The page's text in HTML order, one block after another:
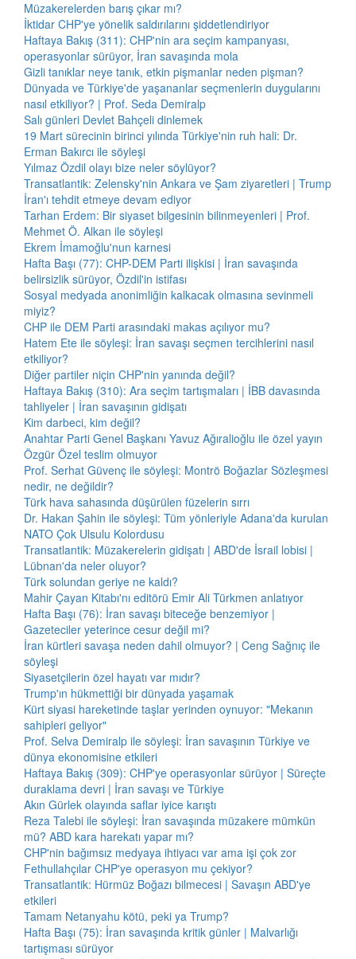
Müzakerelerden barış çıkar mı?
İktidar CHP'ye yönelik saldırılarını şiddetlendiriyor
Haftaya Bakış (311): CHP'nin ara seçim kampanyası,
operasyonlar sürüyor, İran savaşında mola
Gizli tanıklar neye tanık, etkin pişmanlar neden pişman?
Dünyada ve Türkiye'de yaşananlar seçmenlerin duygularını
nasıl etkiliyor? | Prof. Seda Demiralp
Salı günleri Devlet Bahçeli dinlemek
19 Mart sürecinin birinci yılında Türkiye'nin ruh hali: Dr.
Erman Bakırcı ile söyleşi
Yılmaz Özdil olayı bize neler söylüyor?
Transatlantik: Zelensky'nin Ankara ve Şam ziyaretleri | Trump
İran'ı tehdit etmeye devam ediyor
Tarhan Erdem: Bir siyaset bilgesinin bilinmeyenleri | Prof.
Mehmet Ö. Alkan ile söyleşi
Ekrem İmamoğlu'nun karnesi
Hafta Başı (77): CHP-DEM Parti ilişkisi | İran savaşında
belirsizlik sürüyor, Özdil'in istifası
Sosyal medyada anonimliğin kalkacak olmasına sevinmeli
miyiz?
CHP ile DEM Parti arasındaki makas açılıyor mu?
Hatem Ete ile söyleşi: İran savaşı seçmen tercihlerini nasıl
etkiliyor?
Diğer partiler niçin CHP'nin yanında değil?
Haftaya Bakış (310): Ara seçim tartışmaları | İBB davasında
tahliyeler | İran savaşının gidişatı
Kim darbeci, kim değil?
Anahtar Parti Genel Başkanı Yavuz Ağıralioğlu ile özel yayın
Özgür Özel teslim olmuyor
Prof. Serhat Güvenç ile söyleşi: Montrö Boğazlar Sözleşmesi
nedir, ne değildir?
Türk hava sahasında düşürülen füzelerin sırrı
Dr. Hakan Şahin ile söyleşi: Tüm yönleriyle Adana'da kurulan
NATO Çok Ulsulu Kolordusu
Transatlantik: Müzakerelerin gidişatı | ABD'de İsrail lobisi |
Lübnan'da neler oluyor?
Türk solundan geriye ne kaldı?
Mahir Çayan Kitabı'nı editörü Emir Ali Türkmen anlatıyor
Hafta Başı (76): İran savaşı biteceğe benzemiyor |
Gazeteciler yeterince cesur değil mi?
İran kürtleri savaşa neden dahil olmuyor? | Ceng Sağnıç ile
söyleşi
Siyasetçilerin özel hayatı var mıdır?
Trump'ın hükmettiği bir dünyada yaşamak
Kürt siyasi hareketinde taşlar yerinden oynuyor: "Mekanın
sahipleri geliyor"
Prof. Selva Demiralp ile söyleşi: İran savaşının Türkiye ve
dünya ekonomisine etkileri
Haftaya Bakış (309): CHP'ye operasyonlar sürüyor | Süreçte
duraklama devri | İran savaşı ve Türkiye
Akın Gürlek olayında saflar iyice karıştı
Reza Talebi ile söyleşi: İran savaşında müzakere mümkün
mü? ABD kara harekatı yapar mı?
CHP'nin bağımsız medyaya ihtiyacı var ama işi çok zor
Fethullahçılar CHP'ye operasyon mu çekiyor?
Transatlantik: Hürmüz Boğazı bilmecesi | Savaşın ABD'ye
etkileri
Tamam Netanyahu kötü, peki ya Trump?
Hafta Başı (75): İran savaşında kritik günler | Malvarlığı
tartışması sürüyor